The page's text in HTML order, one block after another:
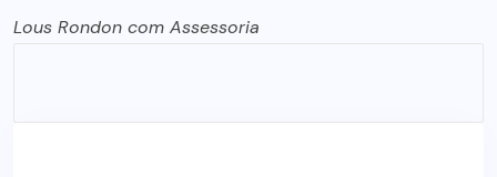
Lous Rondon com Assessoria